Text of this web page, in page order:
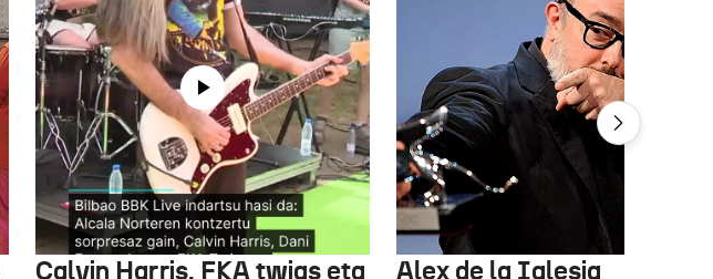
Calvin Harris, FKA twigs eta
Alex de la Iglesia